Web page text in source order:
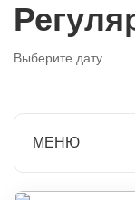
Выберите дату
МЕНЮ